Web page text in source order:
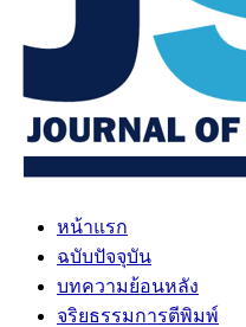
หน้าแรก
ฉบับปัจจุบัน
บทความย้อนหลัง
จริยธรรมการตีพิมพ์